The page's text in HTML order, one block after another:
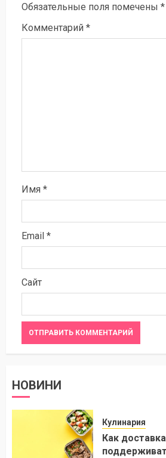
Обязательные поля помечены *
Комментарий *
Имя *
Email *
Сайт
НОВИНИ
Кулинария
Как